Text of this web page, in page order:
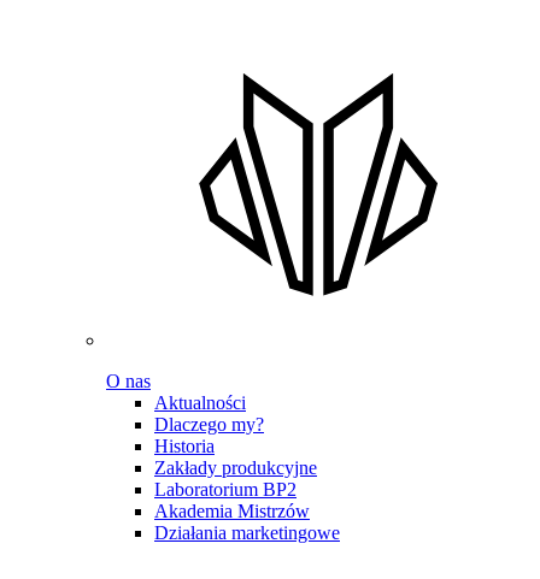
O nas
Aktualności
Dlaczego my?
Historia
Zakłady produkcyjne
Laboratorium BP2
Akademia Mistrzów
Działania marketingowe